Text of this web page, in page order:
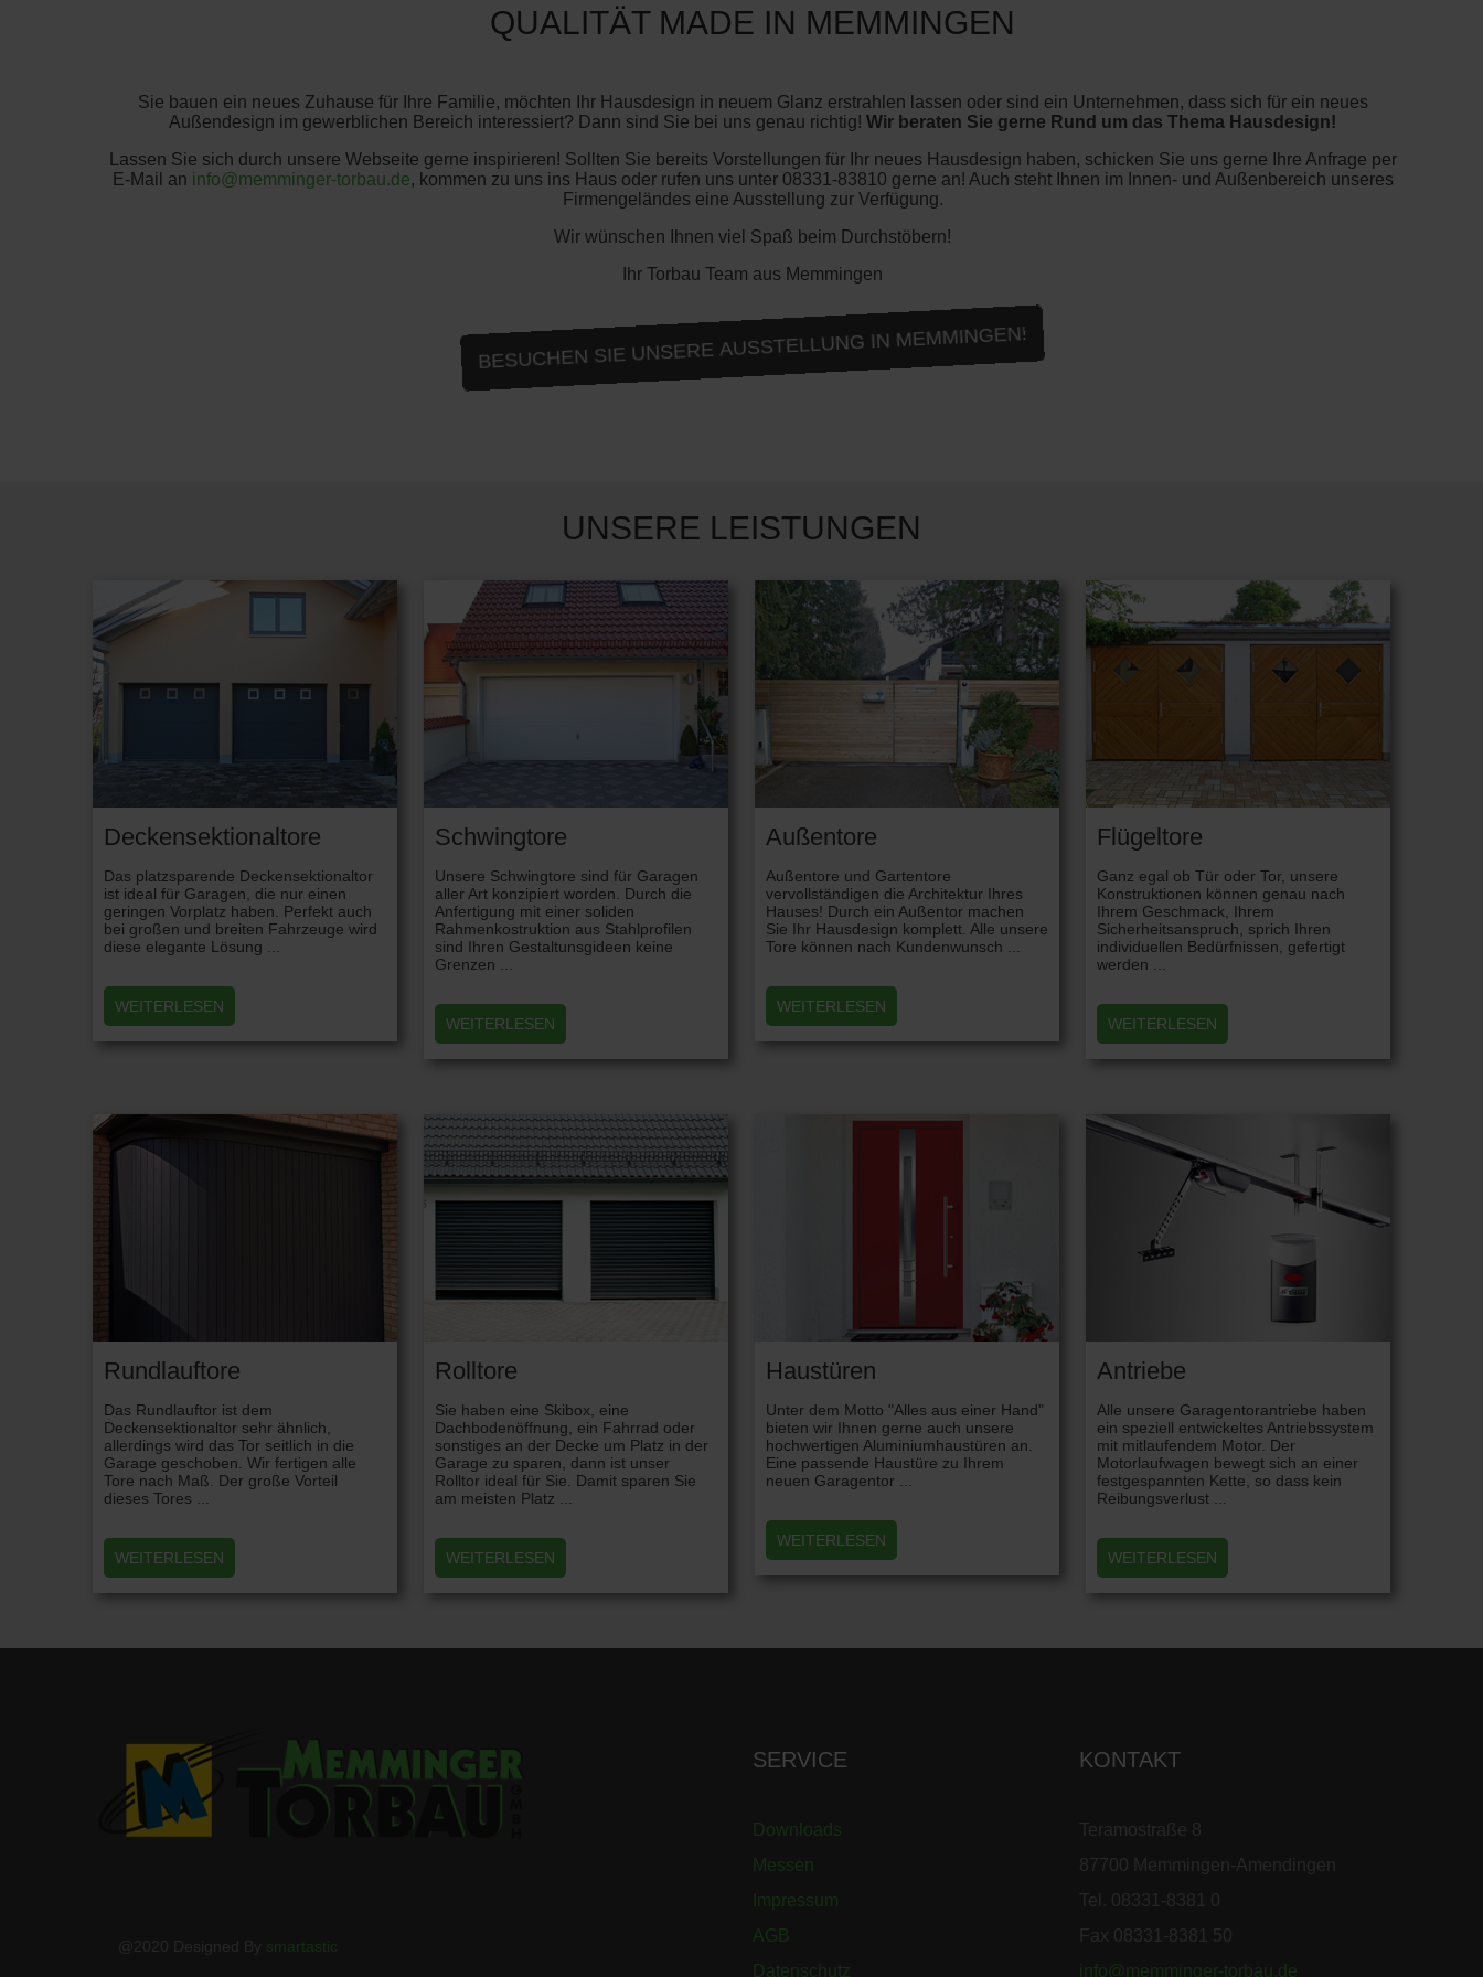
QUALITÄT MADE IN MEMMINGEN
Sie bauen ein neues Zuhause für Ihre Familie, möchten Ihr Hausdesign in neuem Glanz erstrahlen lassen oder sind ein Unternehmen, dass sich für ein neues
Außendesign im gewerblichen Bereich interessiert? Dann sind Sie bei uns genau richtig! Wir beraten Sie gerne Rund um das Thema Hausdesign!
Lassen Sie sich durch unsere Webseite gerne inspirieren! Sollten Sie bereits Vorstellungen für Ihr neues Hausdesign haben, schicken Sie uns gerne Ihre Anfrage per
E-Mail an info@memminger-torbau.de, kommen zu uns ins Haus oder rufen uns unter 08331-83810 gerne an! Auch steht Ihnen im Innen- und Außenbereich unseres
Firmengeländes eine Ausstellung zur Verfügung.
Wir wünschen Ihnen viel Spaß beim Durchstöbern!
Ihr Torbau Team aus Memmingen
BESUCHEN SIE UNSERE AUSSTELLUNG IN MEMMINGEN!
UNSERE LEISTUNGEN
Deckensektionaltore
Das platzsparende Deckensektionaltor
ist ideal für Garagen, die nur einen
geringen Vorplatz haben. Perfekt auch
bei großen und breiten Fahrzeuge wird
diese elegante Lösung ...
WEITERLESEN
Schwingtore
Unsere Schwingtore sind für Garagen
aller Art konzipiert worden. Durch die
Anfertigung mit einer soliden
Rahmenkostruktion aus Stahlprofilen
sind Ihren Gestaltunsgideen keine
Grenzen ...
WEITERLESEN
Außentore
Außentore und Gartentore
vervollständigen die Architektur Ihres
Hauses! Durch ein Außentor machen
Sie Ihr Hausdesign komplett. Alle unsere
Tore können nach Kundenwunsch ...
WEITERLESEN
Flügeltore
Ganz egal ob Tür oder Tor, unsere
Konstruktionen können genau nach
Ihrem Geschmack, Ihrem
Sicherheitsanspruch, sprich Ihren
individuellen Bedürfnissen, gefertigt
werden ...
WEITERLESEN
Rundlauftore
Das Rundlauftor ist dem
Deckensektionaltor sehr ähnlich,
allerdings wird das Tor seitlich in die
Garage geschoben. Wir fertigen alle
Tore nach Maß. Der große Vorteil
dieses Tores ...
WEITERLESEN
Rolltore
Sie haben eine Skibox, eine
Dachbodenöffnung, ein Fahrrad oder
sonstiges an der Decke um Platz in der
Garage zu sparen, dann ist unser
Rolltor ideal für Sie. Damit sparen Sie
am meisten Platz ...
WEITERLESEN
Haustüren
Unter dem Motto "Alles aus einer Hand"
bieten wir Ihnen gerne auch unsere
hochwertigen Aluminiumhaustüren an.
Eine passende Haustüre zu Ihrem
neuen Garagentor ...
WEITERLESEN
Antriebe
Alle unsere Garagentorantriebe haben
ein speziell entwickeltes Antriebssystem
mit mitlaufendem Motor. Der
Motorlaufwagen bewegt sich an einer
festgespannten Kette, so dass kein
Reibungsverlust ...
WEITERLESEN
smartastic
SERVICE
Downloads
Messen
Impressum
AGB
Datenschutz
KONTAKT
info@memminger-torbau.de